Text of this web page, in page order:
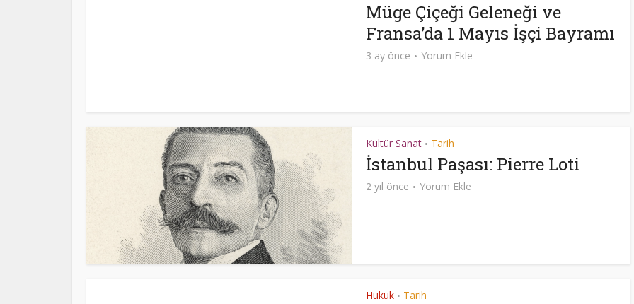
Müge Çiçeği Geleneği ve
Fransa’da 1 Mayıs İşçi Bayramı
3 ay önce Yorum Ekle
Kültür Sanat • Tarih
İstanbul Paşası: Pierre Loti
2 yıl önce Yorum Ekle
Hukuk • Tarih